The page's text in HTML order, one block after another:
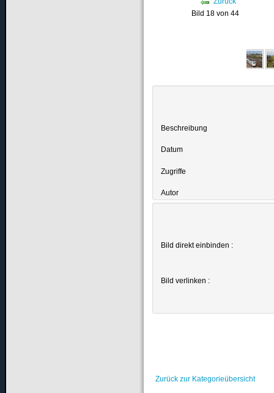
Bild 18 von 44
Beschreibung
Datum
Zugriffe
Autor
Bild direkt einbinden :
Bild verlinken :
Zurück zur Kategorieübersicht